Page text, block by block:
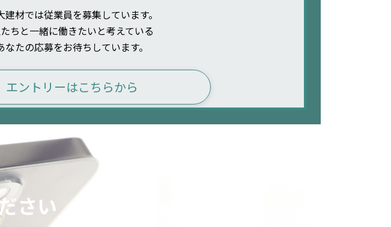
建材では従業員を募集しています。
ちと一緒に働きたいと考えている
なたの応募をお待ちしています。
エントリーはこちらから
さい